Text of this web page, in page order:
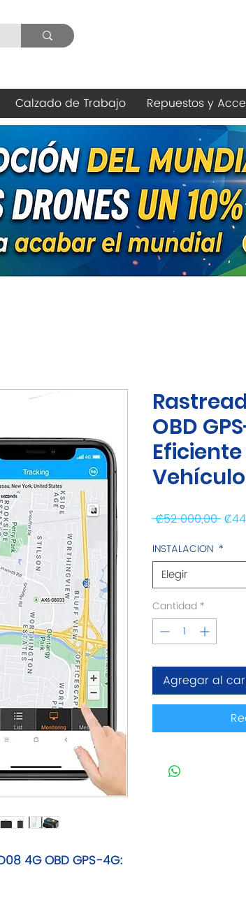
Calzado de Trabajo Repuestos y
4G OBD GPS-4G:
OBD
Vehículo
₡52 000,00
INSTALACION *
Elegir
Cantidad *
Agregar al